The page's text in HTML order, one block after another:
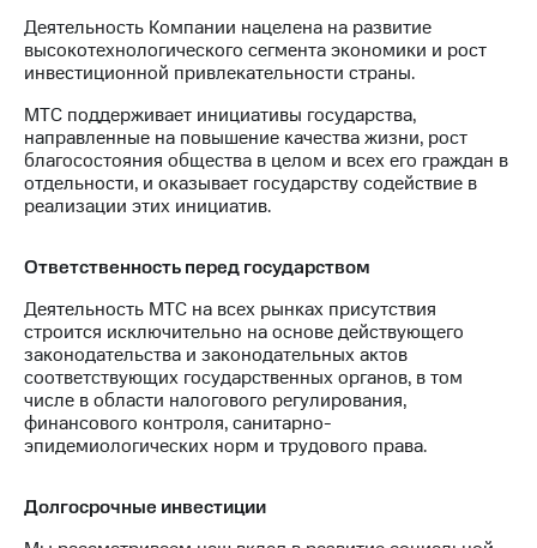
Деятельность Компании нацелена на развитие
высокотехнологического сегмента экономики и рост
инвестиционной привлекательности страны.
МТС поддерживает инициативы государства,
направленные на повышение качества жизни, рост
благосостояния общества в целом и всех его граждан в
отдельности, и оказывает государству содействие в
реализации этих инициатив.
Ответственность перед государством
Деятельность МТС на всех рынках присутствия
строится исключительно на основе действующего
законодательства и законодательных актов
соответствующих государственных органов, в том
числе в области налогового регулирования,
финансового контроля, санитарно-
эпидемиологических норм и трудового права.
Долгосрочные инвестиции